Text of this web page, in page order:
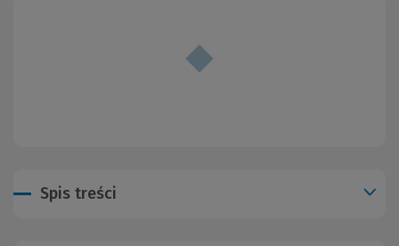
Spis treści